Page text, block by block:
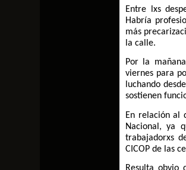
Entre lxs
Habría
más
la calle.
Por la
viernes para
luchando
sostienen
En relación al
Nacional, ya
trabajadorxs
CICOP de las